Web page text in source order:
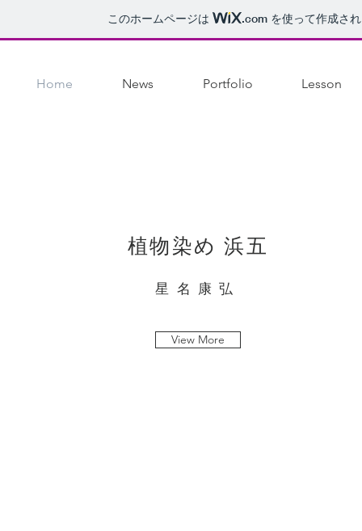
このホームページは .com を使って作成さ
Home News Portfolio Lesson
​植物染め 浜五
​星名康弘
View More